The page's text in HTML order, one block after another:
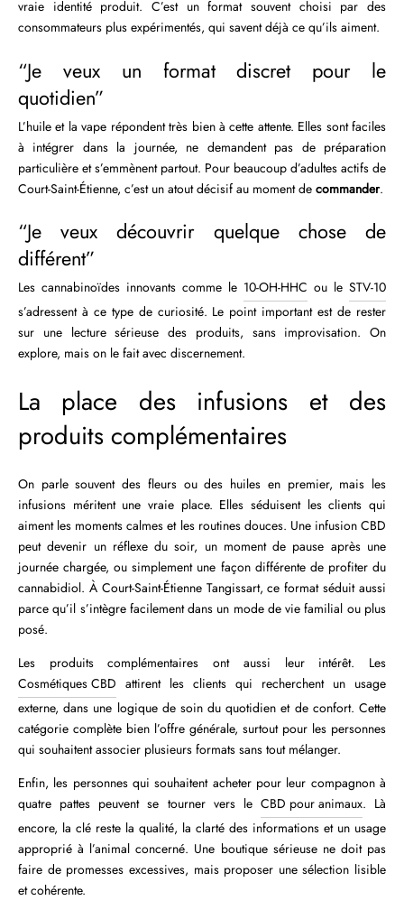
vraie identité produit. C’est un format souvent choisi par des
consommateurs plus expérimentés, qui savent déjà ce qu’ils aiment.
“Je veux un format discret pour le
quotidien”
L’huile et la vape répondent très bien à cette attente. Elles sont faciles
à intégrer dans la journée, ne demandent pas de préparation
particulière et s’emmènent partout. Pour beaucoup d’adultes actifs de
Court-Saint-Étienne, c’est un atout décisif au moment de commander.
“Je veux découvrir quelque chose de
différent”
Les cannabinoïdes innovants comme le 10-OH-HHC ou le STV-10
s’adressent à ce type de curiosité. Le point important est de rester
sur une lecture sérieuse des produits, sans improvisation. On
explore, mais on le fait avec discernement.
La place des infusions et des
produits complémentaires
On parle souvent des fleurs ou des huiles en premier, mais les
infusions méritent une vraie place. Elles séduisent les clients qui
aiment les moments calmes et les routines douces. Une infusion CBD
peut devenir un réflexe du soir, un moment de pause après une
journée chargée, ou simplement une façon différente de profiter du
cannabidiol. À Court-Saint-Étienne Tangissart, ce format séduit aussi
parce qu’il s’intègre facilement dans un mode de vie familial ou plus
posé.
Les produits complémentaires ont aussi leur intérêt. Les
Cosmétiques CBD attirent les clients qui recherchent un usage
externe, dans une logique de soin du quotidien et de confort. Cette
catégorie complète bien l’offre générale, surtout pour les personnes
qui souhaitent associer plusieurs formats sans tout mélanger.
Enfin, les personnes qui souhaitent acheter pour leur compagnon à
quatre pattes peuvent se tourner vers le CBD pour animaux. Là
encore, la clé reste la qualité, la clarté des informations et un usage
approprié à l’animal concerné. Une boutique sérieuse ne doit pas
faire de promesses excessives, mais proposer une sélection lisible
et cohérente.